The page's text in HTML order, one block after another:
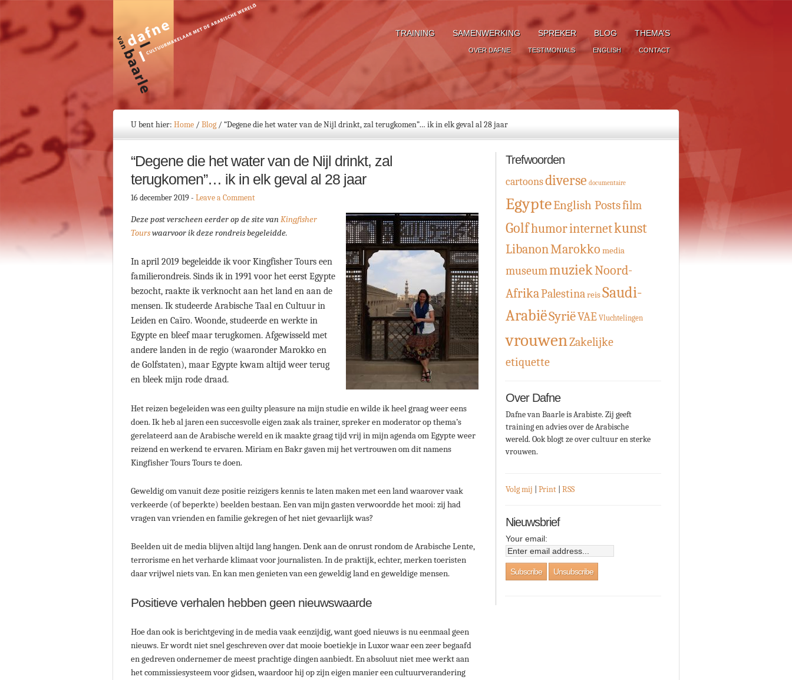
TRAINING SAMENWERKING SPREKER BLOG THEMA’S
OVER DAFNE TESTIMONIALS ENGLISH CONTACT
U bent hier: Home / Blog / “Degene die het water van de Nijl drinkt, zal terugkomen”… ik in elk geval al 28 jaar
“Degene die het water van de Nijl drinkt, zal
terugkomen”… ik in elk geval al 28 jaar
16 december 2019- Leave a Comment
Deze post verscheen eerder op de site vanKingfisher
Tourswaarvoor ik deze rondreis begeleidde.
In april 2019 begeleidde ik voor Kingfisher Tours een
familierondreis. Sinds ik in 1991 voor het eerst Egypte
bezocht, raakte ik verknocht aan het land en aan de
mensen. Ik studeerde Arabische Taal en Cultuur in
Leiden en Caïro. Woonde, studeerde en werkte in
Egypte en bleef maar terugkomen. Afgewisseld met
andere landen in de regio (waaronder Marokko en
de Golfstaten), maar Egypte kwam altijd weer terug
en bleek mijn rode draad.
Het reizen begeleiden was een guilty pleasure na mijn studie en wilde ik heel graag weer eens
doen. Ik heb al jaren een succesvolle eigen zaak als trainer, spreker en moderator op thema’s
gerelateerd aan de Arabische wereld en ik maakte graag tijd vrij in mijn agenda om Egypte weer
reizend en werkend te ervaren. Miriam en Bakr gaven mij het vertrouwen om dit namens
Kingfisher Tours Tours te doen.
Geweldig om vanuit deze positie reizigers kennis te laten maken met een land waarover vaak
verkeerde (of beperkte) beelden bestaan. Een van mijn gasten verwoordde het mooi: zij had
vragen van vrienden en familie gekregen of het niet gevaarlijk was?
Beelden uit de media blijven altijd lang hangen. Denk aan de onrust rondom de Arabische Lente,
terrorisme en het verharde klimaat voor journalisten. In de praktijk, echter, merken toeristen
daar vrijwel niets van. En kan men genieten van een geweldig land en geweldige mensen.
Positieve verhalen hebben geen nieuwswaarde
Hoe dan ook is berichtgeving in de media vaak eenzijdig, want goed nieuws is nu eenmaal geen
nieuws. Er wordt niet snel geschreven over dat mooie boetiekje in Luxor waar een zeer begaafd
en gedreven ondernemer de meest prachtige dingen aanbiedt. En absoluut niet mee werkt aan
het commissiesysteem voor gidsen, waardoor hij op zijn eigen manier een cultuurverandering
Trefwoorden
cartoonsdiverse documentaire
EgypteEnglish Postsfilm
Golfhumorinternetkunst
LibanonMarokko media
museummuziekNoord-
AfrikaPalestinareisSaudi-
ArabiëSyriëVAE Vluchtelingen
vrouwenZakelijke
etiquette
Over Dafne
Dafne van Baarle is Arabiste. Zij geeft
training en advies over de Arabische
wereld. Ook blogt ze over cultuur en sterke
vrouwen.
Volg mij Print RSS
Nieuwsbrief
Your email: